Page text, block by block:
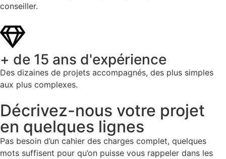
conseiller.
+ de 15 ans d'expérience
Des dizaines de projets accompagnés, des plus simples
aux plus complexes.
Décrivez-nous votre projet
en quelques lignes
Pas besoin d’un cahier des charges complet, quelques
mots suffisent pour qu’on puisse vous rappeler dans les